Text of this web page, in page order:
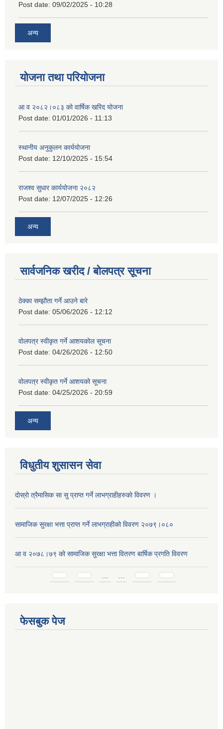
Post date: 09/02/2025 - 10:28
अन्य
योजना तथा परियोजना
आ व २०८२।०८३ को वार्षिक खरिद योजना
Post date: 01/01/2026 - 11:13
स्थानीय अनुकुलन कार्ययोजना
Post date: 12/10/2025 - 15:54
राजश्व सुधार कार्ययोजना २०८२
Post date: 12/07/2025 - 12:26
अन्य
सार्वजनिक खरीद / बोलपत्र सूचना
ठेक्का सम्झौता गर्ने आउने बारे
Post date: 05/06/2026 - 12:12
वोलपत्र स्वीकृत गर्ने आशयकोल सूचना
Post date: 04/26/2026 - 12:50
वोलपत्र स्वीकृत गर्ने आशयको सूचना
Post date: 04/25/2026 - 20:59
अन्य
विधुतीय शुसासन सेवा
दाेस्राे त्रैमासिक सा सु प्राप्त गर्ने लाभग्राहीहरुकाे विवरण ।
सामाजिक सुरक्षा भत्ता प्राप्त गर्ने लाभग्राहीको विवरण २०७९।०८०
आ व २०७८।७९ को सामाजिक सुरक्षा भत्ता वितरण बार्षिक प्रगति विवरण
Pages
फेसबुक पेज